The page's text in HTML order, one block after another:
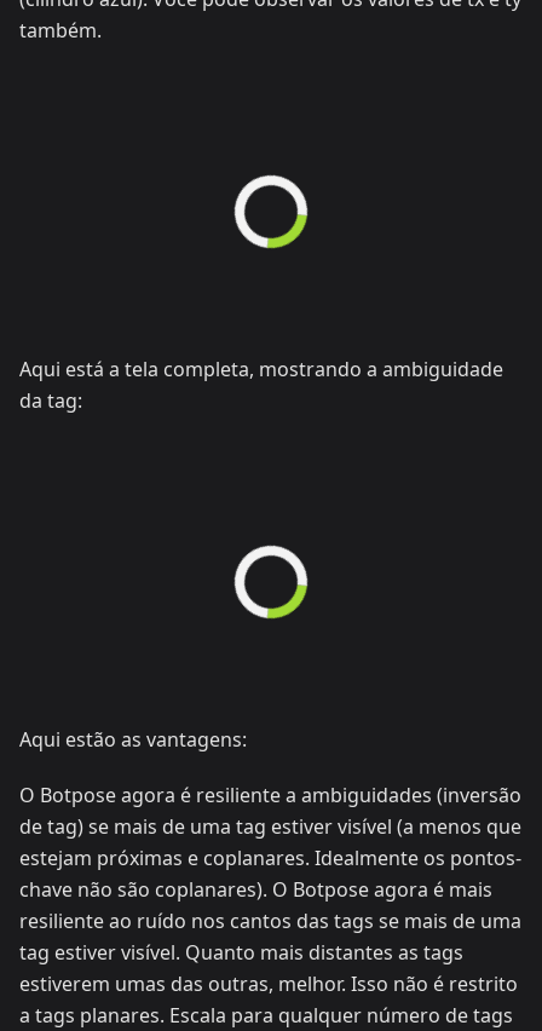
também.
Aqui está a tela completa, mostrando a ambiguidade
da tag:
Aqui estão as vantagens:
O Botpose agora é resiliente a ambiguidades (inversão
de tag) se mais de uma tag estiver visível (a menos que
estejam próximas e coplanares. Idealmente os pontos-
chave não são coplanares). O Botpose agora é mais
resiliente ao ruído nos cantos das tags se mais de uma
tag estiver visível. Quanto mais distantes as tags
estiverem umas das outras, melhor. Isso não é restrito
a tags planares. Escala para qualquer número de tags